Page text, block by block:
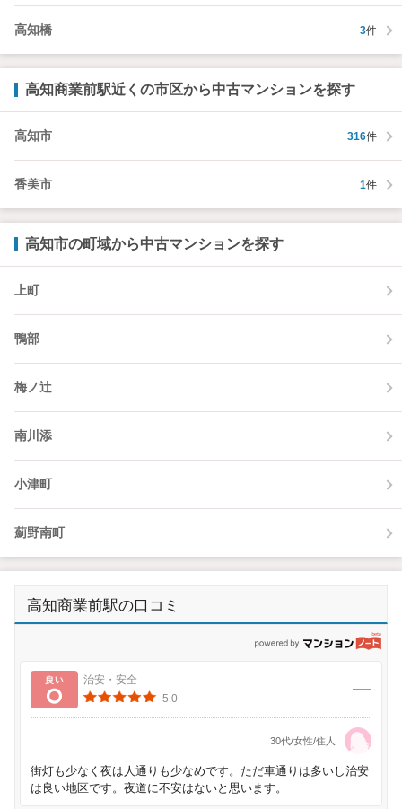
高知橋 3件
高知商業前駅近くの市区から中古マンションを探す
高知市 316件
香美市 1件
高知市の町域から中古マンションを探す
上町
鴨部
梅ノ辻
南川添
小津町
薊野南町
高知商業前駅の口コミ
良い
治安・安全
5.0
30代/女性/住人
街灯も少なく夜は人通りも少なめです。ただ車通りは多いし治安
は良い地区です。夜道に不安はないと思います。